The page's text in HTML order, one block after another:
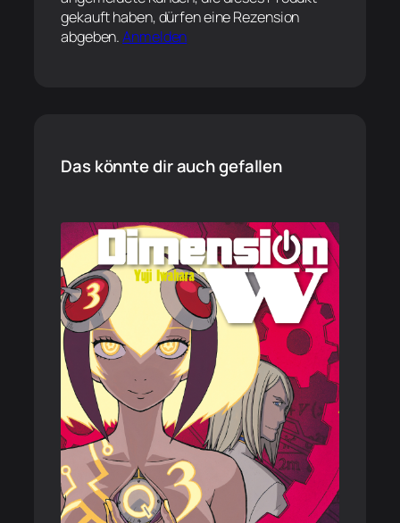
gekauft haben, dürfen eine Rezension
abgeben.Anmelden
Das könnte dir auch gefallen